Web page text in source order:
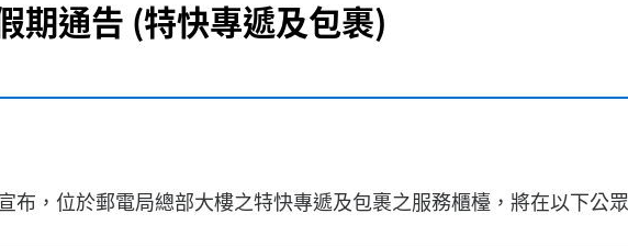
期通告 (特快專遞及包裹)
布，位於郵電局總部大樓之特快專遞及包裹之服務櫃檯，將在以下公眾